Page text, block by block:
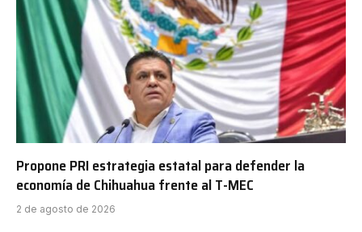
Propone PRI estrategia estatal para defender la
economía de Chihuahua frente al T-MEC
2 de agosto de 2026